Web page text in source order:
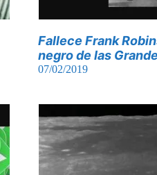
Fallece Frank
negro de las
07/02/2019